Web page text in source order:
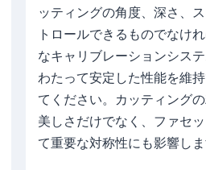
ッティングの角度、深さ、
トロールできるものでなけ
なキャリブレーションシス
わたって安定した性能を維
てください。カッティング
美しさだけでなく、ファセ
て重要な対称性にも影響しま